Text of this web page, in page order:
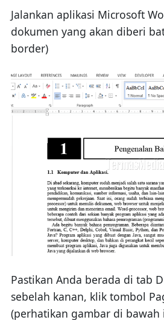
Jalankan aplikasi Microsoft
dokumen yang akan diberi
border)
Pastikan Anda berada di tab
sebelah kanan, klik tombol
(perhatikan gambar di bawah